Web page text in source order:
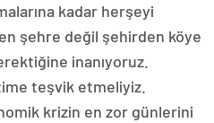
kadar herşeyi
şehre değil şehirden köye
inanıyoruz.
teşvik etmeliyiz.
krizin en zor günlerini